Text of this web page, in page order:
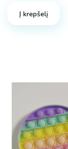
Į krepšelį